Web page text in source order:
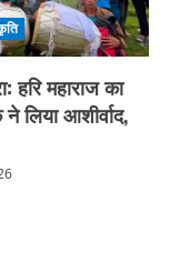
हरि महाराज का
लिया आशीर्वाद,